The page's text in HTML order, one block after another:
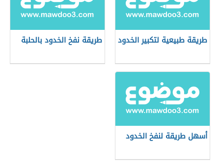
طريقة طبيعية لتكبير الخدود طريقة نفخ الخدود بالحلبة
أسهل طريقة لنفخ الخدود